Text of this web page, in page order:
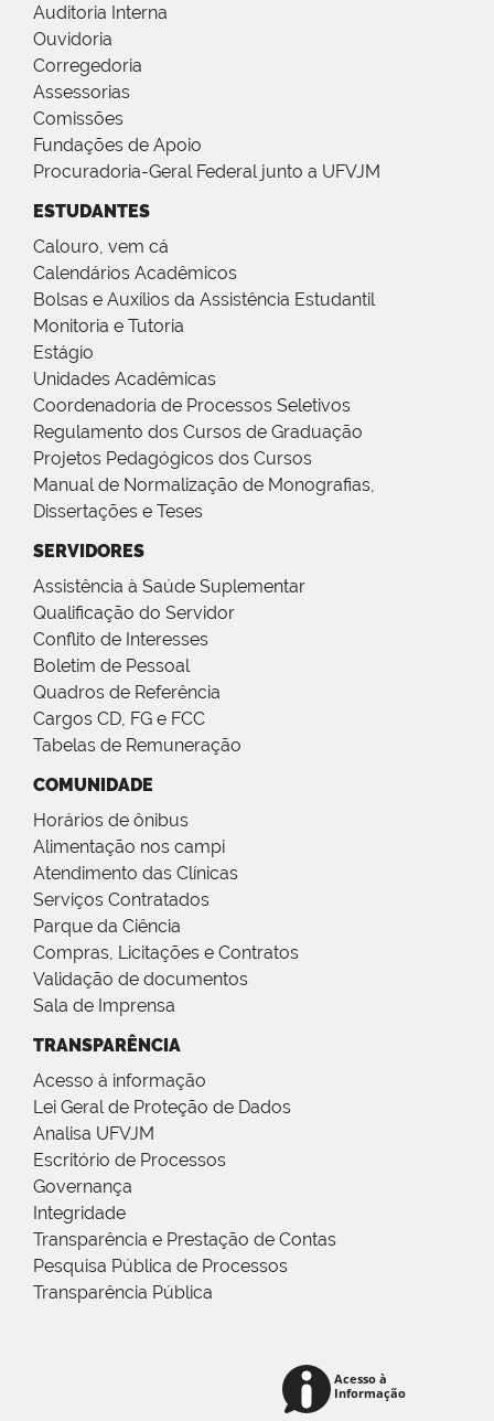
Auditoria Interna
Ouvidoria
Corregedoria
Assessorias
Comissões
Fundações de Apoio
Procuradoria-Geral Federal junto a UFVJM
ESTUDANTES
Calouro, vem cá
Calendários Acadêmicos
Bolsas e Auxílios da Assistência Estudantil
Monitoria e Tutoria
Estágio
Unidades Acadêmicas
Coordenadoria de Processos Seletivos
Regulamento dos Cursos de Graduação
Projetos Pedagógicos dos Cursos
Manual de Normalização de Monografias,
Dissertações e Teses
SERVIDORES
Assistência à Saúde Suplementar
Qualificação do Servidor
Conflito de Interesses
Boletim de Pessoal
Quadros de Referência
Cargos CD, FG e FCC
Tabelas de Remuneração
COMUNIDADE
Horários de ônibus
Alimentação nos campi
Atendimento das Clínicas
Serviços Contratados
Parque da Ciência
Compras, Licitações e Contratos
Validação de documentos
Sala de Imprensa
TRANSPARÊNCIA
Acesso à informação
Lei Geral de Proteção de Dados
Analisa UFVJM
Escritório de Processos
Governança
Integridade
Transparência e Prestação de Contas
Pesquisa Pública de Processos
Transparência Pública